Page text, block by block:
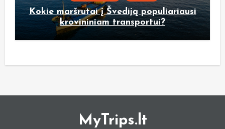
Kokie maršrutai į Švediją populiariausi
krovininiam transportui?
MyTrips.lt